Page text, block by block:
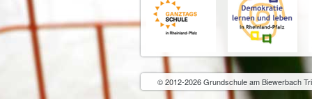
© 2012-2026 Grundschule am Biewerbach